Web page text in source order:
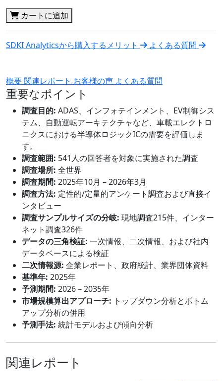
カートに追加
SDKI Analyticsから購入するメリット よくある質問
概要関連レポート お客様の声 よくある質問
重要なポイント
調査目的: ADAS、インフォテインメント、EV制御シス
テム、自動運転アーキテクチャなど、車載エレクトロ
ニクスにおける半導体ロジックICの需要を評価しま
す。
調査範囲: 541人の回答者を対象に実施された調査
調査場所: 全世界
調査期間: 2025年10月 – 2026年3月
調査方法: 定性的/定量的アンケート調査および直接イ
ンタビュー
調査サンプルサイズの分岐: 現地調査215件、インター
ネット調査326件
データの三角検証: 一次情報、二次情報、および社内
データベースによる検証
二次情報源: 企業レポート、政府統計、業界団体資料
基準年: 2025年
予測期間: 2026－2035年
市場規模算出アプローチ: トップダウン分析とボトム
アップ分析の併用
予測手法: 統計モデルおよび傾向分析
関連レポート